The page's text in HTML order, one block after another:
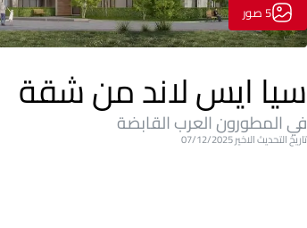
5 صور
سيا ايس لاند من شقة
في المطورون العرب القابضة
تاريخ التحديث الاخير 07/12/2025